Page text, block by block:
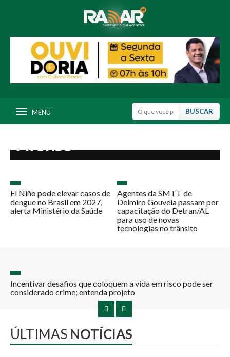
MENU
Segunda edição do
Festival Carranca Sonora
celebra a força da música
independente na Semana
da Emancipação de Paulo
Afonso
El Niño pode elevar casos de
dengue no Brasil em 2027,
alerta Ministério da Saúde
Agentes da SMTT de
Delmiro Gouveia passam por
capacitação do Detran/AL
para uso de novas
tecnologias no trânsito
Incentivar desafios que coloquem a vida em risco pode ser
considerado crime; entenda projeto
ÚLTIMAS NOTÍCIAS